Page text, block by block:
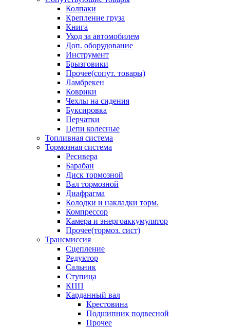
Колпаки
Крепление груза
Книга
Уход за автомобилем
Доп. оборудование
Инструмент
Брызговики
Прочее(сопут. товары)
Ламбрекен
Коврики
Чехлы на сидения
Буксировка
Перчатки
Цепи колесные
Топливная система
Тормозная система
Ресивера
Барабан
Диск тормозной
Вал тормозной
Диафрагма
Колодки и накладки торм.
Компрессор
Камера и энергоаккумулятор
Прочее(тормоз. сист)
Трансмиссия
Сцепление
Редуктор
Сальник
Ступица
КПП
Карданный вал
Крестовина
Подшипник подвесной
Прочее